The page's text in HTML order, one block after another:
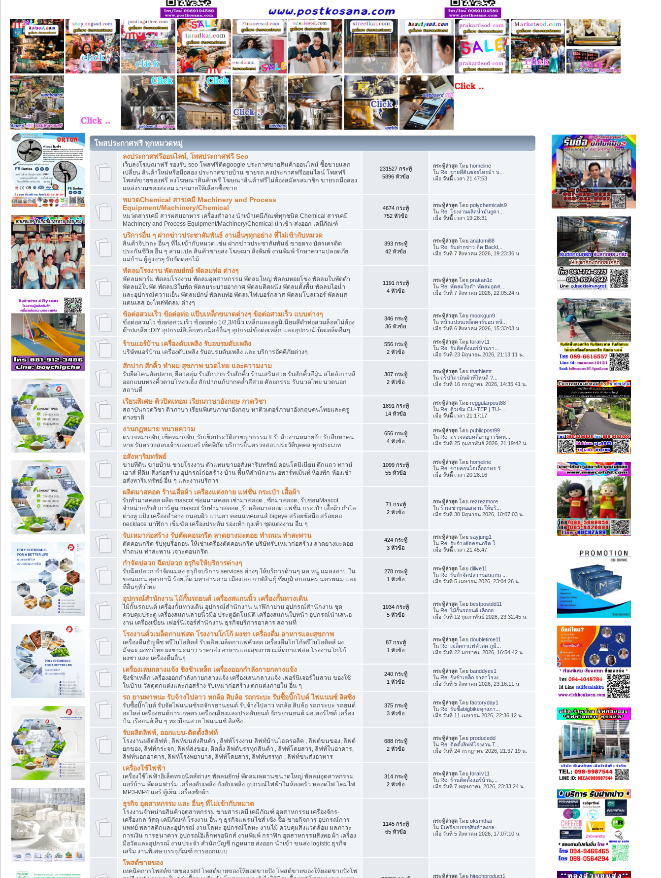
โพสประกาศฟรี ทุกหมวดหมู่
ลงประกาศฟรีออนไลน์, โพสประกาศฟรี Seo
เว็บลงโฆษณาฟรี รองรับ seo โพสฟรีติดgoogle ประกาศขายสินค้าออนไลน์ ซื้อขายแลก
เปลี่ยน สินค้าใหม่หรือมือสอง ประกาศขายบ้าน ขายรถ.ลงประกาศฟรีออนไลน์ โพสฟรี
โพสต์ขายของฟรี ลงโฆษณาสินค้าฟรี โฆษณาสินค้าฟรีไม่ต้องสมัครสมาชิก ขายรถมือสอง
แหล่งรวมของสะสม มากมายให้เลือกซื้อขาย
231527 กระทู้
5896 หัวข้อ
กระทู้ล่าสุด โดยhomeline
ใน Re: ขายที่ดินซอยไทรม้า บ...
เมื่อวันนี้เวลา 21:47:53
หมวดChemical สารเคมี Machinery and Process
Equipment/Machinery/Chemical
หมวดสารเคมี สารผสมอาหาร เครื่องสำอาง นำเข้าเคมีภัณฑ์ทุกชนิด Chemical สารเคมี
Machinery and Process Equipment/Machinery/Chemical นำเข้า-ส่งออก เคมีภัณฑ์
4674 กระทู้
752 หัวข้อ
กระทู้ล่าสุด โดยpolychemicals9
ใน Re: โรงงานผลิตน้ำมันยูคา...
เมื่อวันนี้เวลา 19:28:31
บริการอื่น ๆ ฝากข่าวประชาสัมพันธ์ งานอื่นๆทุกอย่าง ที่ไม่เข้ากับหมวด
สินค้าจิปาถะ อื่นๆ ที่ไม่เข้ากับหมวด เช่น ฝากข่าวประชาสัมพันธ์ ขายตรง บัตรเครดิต
ประกันชีวิต อื่น ๆ ล่ามแปล สินค้าขายส่ง โฆษณา สิ่งพิมพ์ งานพิมพ์ รักษาความปลอดภัย
แม่บ้าน ผู้สูงอายุ รับจัดดอกไม้
393 กระทู้
42 หัวข้อ
กระทู้ล่าสุด โดยanatomi88
ใน Re: รับฝากข่าว ติด Backl...
เมื่อ วันที่ 7 สิงหาคม 2026, 19:23:36 น.
พัดลมโรงงาน พัดลมยํกษ์ พัดลมท่อ ต่างๆ
พัดลมฟาร์ม พัดลมโรงงาน พัดลมอุตสาหกรรม พัดลมใหญ่ พัดลมหอยโข่ง พัดลมใบพัดดำ
พัดลม2ใบพัด พัดลม3ใบพัด พัดลมระบายอากาศ พัดลมติดผนัง พัดลมตั้งพื้น พัดลมไอน่ำ
และอุปกรณ์ความเย็น พัดลมยํกษ์ พัดลมท่อ พัดลมไฟเบอร์กลาส พัดลมโบลเวอร์ พัดลมส
แตนเลส อะไหล่พัดลม ต่างๆ
1191 กระทู้
4 หัวข้อ
กระทู้ล่าสุด โดยprakan1c
ใน Re: พัดลมใบดำ พัดลมอุตส...
เมื่อ วันที่ 7 สิงหาคม 2026, 22:05:24 น.
ข้อต่อสวมเร็ว ข้อต่อท่อ แป๊บเหล็กขนาดต่างๆ ข้อต่อสวมเร็ว แบบต่างๆ
ข้อต่อสวมไว ข้อต่อสวมเร็ว ข้อต่อท่อ 1/2,3/4นิ้ว เหล็กและอลูมิเนียมสีดำท่อสวมล็อคไม่ต้อง
ต๊าปเกลียวDIY อุปกรณ์อิเล็กทรอนิคส์อื่นๆ อุปกรณ์ข้อต่อเหล็ก และอุปกรณ์เบ็ดเตล็ดอื่นๆ.
346 กระทู้
36 หัวข้อ
กระทู้ล่าสุด โดยmookgun9
ในหน้าแปลนเหล็กคาร์บอน หน้...
เมื่อ วันที่ 6 สิงหาคม 2026, 15:33:03 น.
ร้านแอร์บ้าน เครื่องดับเพลิง รับอบรมดับเพลิง
บริษัทแอร์บ้าน เครื่องดับเพลิง รับอบรมดับเพลิง และ บริการอัคคีภัยต่างๆ
556 กระทู้
2 หัวข้อ
กระทู้ล่าสุด โดยforaliv11
ใน Re: รับติดตั้งแอร์บ้านรา...
เมื่อ วันที่ 23 มิถุนายน 2026, 21:13:11 น.
สักปาก สักคิ้ว ทำผม สุขภาพ นวดไทย และความงาม
รับยืดโคนดัดปลาย, ยืดวอลุ่ม รับสักปาก รับสักคิ้ว ร้านเสริมสวย รับสักคิ้วสีฝุ่น สไตล์เกาหลี
ออกแบบทรงคิ้วตามโหงวเฮ้ง สักปากแก้ปากคล้ำสีสวย ศัลยกรรม รับนวดไทย นวดนอก
สถานที่
307 กระทู้
2 หัวข้อ
กระทู้ล่าสุด โดยthathiemt
ในดริปวิตามินผิวที่ไหนดี ?...
เมื่อ วันที่ 16 กรกฎาคม 2026, 14:35:41 น.
เรียนพิเศษ ติวปิดเทอม เรียนภาษาอังกฤษ กวดวิชา
สถาบันกวดวิชา ติวภาษา เรียนพิเศษภาษาอังกฤษ หาติวเตอร์ภาษาอังกฤษคนไทยและครู
ต่างชาติ
1891 กระทู้
14 หัวข้อ
กระทู้ล่าสุด โดยreggularpost88
ใน Re: ติวเข้ม CU-TEP | TU-...
เมื่อวันนี้เวลา 21:17:17
งานกฏหมาย ทนายความ
ตรวจหมายจับ, เช็คหมายจับ, รับเช็คประวัติอาชญากรรม # รับสืบงานหมายจับ รับสืบหาคน
หาย รับตรวจสอบเจ้าของเบอร์ เช็คพิกัด บริการยื่นตรวจสอบประวัติบุคคล ทุกประเภท
656 กระทู้
4 หัวข้อ
กระทู้ล่าสุด โดยpublicpost99
ใน Re: ตรวจสอบคดีอาญา เช็คห...
เมื่อ วันที่ 25 กุมภาพันธ์ 2026, 21:19:42 น.
อสังหาริมทรัพย์
ขายที่ดิน ขายบ้าน ขายโรงงาน ตัวแทนขายอสังหาริมทรัพย์ คอนโดมิเนียม ตึกแถว ทาวน์
เฮาส์ ที่ดิน สิ่งก่อสร้าง อุปกรณ์ก่อสร้าง บ้าน พื้นที่สำนักงาน อพาร์ทเม้นท์ ห้องพัก-ห้องเช่า
อสังหาริมทรัพย์ อื่น ๆ และงานบริการ
1099 กระทู้
55 หัวข้อ
กระทู้ล่าสุด โดยhomeline
ใน Re: ขายคอนโดเอื้ออาทร วั...
เมื่อวันนี้เวลา 20:28:16
ผลิตมาสคอต ร้านเสื่อผ้า เครืองแต่งกาย แฟชั่น กระเป๋า เสื้อผ้า
รับทำมาสคอต ผลิต mascot ซ่อมมาสคอต เช่ามาสคอต , ซักมาสคอต, รับซ่อมMascot
จำหน่ายทำตัวการ์ตูน mascot รับทำมาสคอต ,รับผลิตมาสคอต แฟชั่น กระเป๋า เสื้อผ้า กำไล
ต่างหู แป้ง เครื่องสำอาง ถนอมผิว แว่นตา คอนแทคเลนส์ bigeye สร้อยข้อมือ สร้อยคอ
necklace นาฬิกา เข็มขัด เครื่องประดับ รองเท้า ถุงเท้า ชุดแต่งงาน อื่น ๆ
71 กระทู้
2 หัวข้อ
กระทู้ล่าสุด โดยrezrezmore
ในร้านเช่าชุดออกงาน ให้บริ...
เมื่อ วันที่ 30 มิถุนายน 2026, 10:07:03 น.
รับเหมาก่อสร้าง รับตัดคอนกรีต ลาดยางมะตอย ทำถนน ทำสะพาน
ตัดคอนกรีต รับทุบรื่อถอน ให้เช่าเครื่องตัดคอนกรีต บริษัทรับเหมาก่อสร้าง ลาดยางมะตอย
ทำถนน ทำสะพาน เจาะคอนกรีต
424 กระทู้
3 หัวข้อ
กระทู้ล่าสุด โดยsayjung1
ใน Re: รับจ้างตัดคอนกรีต ใ...
เมื่อวันนี้เวลา 21:45:47
กำจัดปลวก ฉีดปลวก ธรุกิจให้บริการต่างๆ
รับฉีดปลวก กำจัดแมลง ธรุกิจบริการ services ต่างๆ ให้บริการด้านๆ มด หนู แมลงสาบ ใน
ขอนแก่น อุดรธานี ร้อยเอ็ด มหาสารคาม เมืองเลย กาฬสินธุ์ ชัยภูมิ สกลนคร นครพนม และ
ที่อื่นๆทั่วไทย
278 กระทู้
1 หัวข้อ
กระทู้ล่าสุด โดยdilive11
ใน Re: รับกำจัดปลวกขอนแก่น ...
เมื่อ วันที่ 5 เมษายน 2026, 23:04:26 น.
อุปกรณ์สำนักงาน ไม้กั้นรถยนต์ เครื่องสแกนนิ้ว เครื่องกั้นทางเดิน
ไม้กั้นรถยนต์ เครื่องกั้นทางเดิน อุปกรณ์สำนักงาน นาฬิกายาม อุปกรณ์สำนักงาน ชุด
ควบคุมประตู เครื่องสแกนลายนิ้วมือ ประตูอัตโนมัติ เครืองสแกนใบหน้า อุปกรณ์นำเสนอ
งาน เครื่องเขียน เฟอร์นิเจอร์สำนักงาน ธุรกิจบริการอาคาร สถานที่
1034 กระทู้
5 หัวข้อ
กระทู้ล่าสุด โดยbestpostdd11
ใน Re: ไม้กั้นรถยนต์ เลือกอ...
เมื่อ วันที่ 12 กุมภาพันธ์ 2026, 23:32:45 น.
โรงงานคั่วเมล็ดกาแฟสด โรงงานโกโก้ ผงชา เครื่องดื่ม อาหารและสุขภาพ
เครื่องดื่มธัญพืช พรีไบโอติคส์ รับผลิตเมล็ดกาแฟคั่วสด เครื่องดื่มโกโก้พรีไบโอติคส์ ผง
มัจฉะ ผงชาไทย ผงชามะนาว ราคาส่ง อาหารและสุขภาพ เมล็ดกาแฟสด โรงงานโกโก้
ผงชา และ เครื่องดื่มอื่นๆ
87 กระทู้
1 หัวข้อ
กระทู้ล่าสุด โดยdoubletime11
ใน Re: เมล็ดกาแฟคั่วสด ภูมี...
เมื่อ วันที่ 22 มกราคม 2026, 16:54:42 น.
เครื่องเล่นกลางแจ้ง ชิงช้าเหล็ก เครื่องออกกำลังกายกลางแจ้ง
ชิงช้าเหล็ก เครื่องออกกำลังกายกลางแจ้ง เครื่องเล่นกลางแจ้ง เฟอร์นิเจอร์ในสวน ของใช้
ในบ้าน วัสดุตกแต่งและก่อสร้าง รับเหมาก่อสร้าง ตกแต่งภายใน อื่น ๆ
240 กระทู้
1 หัวข้อ
กระทู้ล่าสุด โดยbanddyes1
ใน Re: ชิงช้าเหล็ก ราคาโรงง...
เมื่อ วันที่ 5 สิงหาคม 2026, 23:16:11 น.
รถ ยานพาหนะ รับจ้างไปลาว หกล้อ สิบล้อ รถกระบะ รับซื้อบิ๊กไบค์ ไฟแนนซ์ ลิสซิ่ง
รับซื้อบิ๊กไบค์ รับจัดไฟแนนซ์รถจักรยานยนต์ รับจ้างไปลาว หกล้อ สิบล้อ รถกระบะ รถยนต์
อะไหล่ เครื่องยนต์การเกษตร เครื่องเสียงและประดับยนต์ จักรยานยนต์ มอเตอร์ไซต์ เครื่อง
บิน เรือยนต์ อื่น ๆ ทะเบียนสวย ไฟแนนซ์ ลิสซิ่ง
375 กระทู้
3 หัวข้อ
กระทู้ล่าสุด โดยfactoryday1
ใน Re: รับซื้อbigbikeทุกสภา...
เมื่อ วันที่ 11 เมษายน 2026, 22:36:12 น.
รับผลิตลิฟท์, ออกแบบ-ติดตั้งลิฟท์
โรงงานผลิตลิฟท์ , ลิฟท์ขนส่งสินค้า , ลิฟท์โรงงาน ลิฟท์บ้านไฮดรอลิค , ลิฟต์ขนของ, ลิฟต์
ยกของ, ลิฟท์กระจก, ลิฟท์ส่งของ, ติดตั้ง ลิฟต์บรรทุกสินค้า , ลิฟท์โดยสาร, ลิฟท์ในอาคาร,
ลิฟท์นอกอาคาร, ลิฟท์โรงพยาบาล, ลิฟท์โดยสาร, ลิฟท์บรรทุก , ลิฟท์ขนส่งอาหาร
688 กระทู้
2 หัวข้อ
กระทู้ล่าสุด โดยproducedd
ใน Re: ติดตั้งลิฟท์โรงงาน T...
เมื่อ วันที่ 24 กรกฎาคม 2026, 21:37:19 น.
เครื่องใช้ไฟฟ้า
เครื่องใช้ไฟฟ้าอิเล็คทรอนิคส์ต่างๆ พัดลมยักษ์ พัดลมเพดานขนาดใหญ่ พัดลมอุตสาหกรรม
แอร์บ้าน พัดลมฟาร์ม เครื่องดับเพลิง ถังดับเพลิง อุปกรณ์ไฟฟ้าในห้องครัว หลอดไฟ โคมไฟ
MP3-MP4 แอร์ ตู้เย็น เครื่องซักผ้า
314 กระทู้
2 หัวข้อ
กระทู้ล่าสุด โดยforaliv11
ใน Re: ร้านติดตั้งแอร์บ้าน,...
เมื่อ วันที่ 7 พฤษภาคม 2026, 23:33:24 น.
ธุรกิจ อุตสาหกรรม และ อื่นๆ ที่ไม่เข้ากับหมวด
โรงงานจำหน่ายสินค้าอุตสาหกรรม ขายสารเคมี เคมีภัณฑ์ อุตสาหกรรม เครื่องจักร-
เครื่องกล วัสดุ-เคมีภัณฑ์ โรงงาน อื่น ๆ ธุรกิจแฟรนไชส์ เซ้ง-ซื้อ-ขายกิจการ อุปกรณ์การ
แพทย์ พลาสติกและอุปกรณ์ งานโลหะ อุปกรณ์โลหะ งานไม้ ควบคุมสิ่งแวดล้อม มลภาวะ
การเงิน การธนาคาร อุปกรณ์อิเล็กทรอนิกส์ งานพิมพ์ กราฟิก อุตสาหกรรมสิงทอ ผ้า เครื่อง
มือวัดและอุปกรณ์ งานประจำ สำนักบัญชี กฏหมาย ส่งออก นำเข้า ขนส่ง logistic ธุรกิจ
เสริม งานพิเศษ บรรจุภัณฑ์ การออกแบบ
1145 กระทู้
65 หัวข้อ
กระทู้ล่าสุด โดยoksmthai
ในมีเครื่องบรรจุสินค้าลงกล...
เมื่อ วันที่ 5 สิงหาคม 2026, 17:07:10 น.
โพสต์ขายของ
เทคนิคการโพสต์ขายของ smf โพสต์ขายของให้ยอดขายปัง โพสต์ขายของให้ยอดขายปังโพ
กระทู้ล่าสุด โดยhitechproduct1